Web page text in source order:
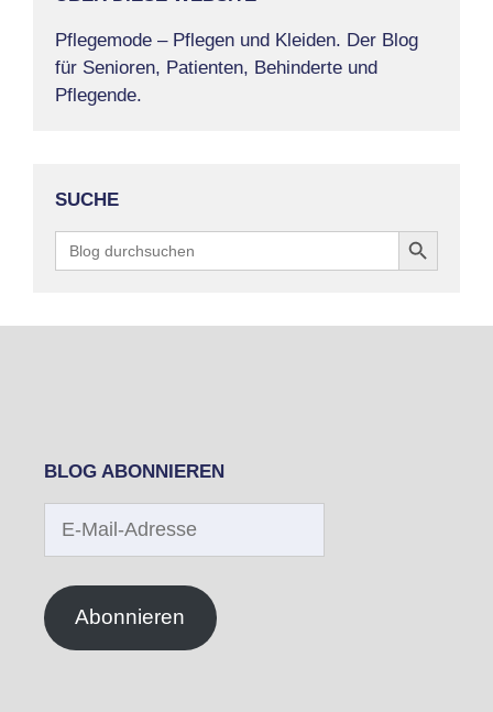
Pflegemode – Pflegen und Kleiden. Der Blog
für Senioren, Patienten, Behinderte und
Pflegende.
SUCHE
for:
Search Button
BLOG ABONNIEREN
Abonnieren